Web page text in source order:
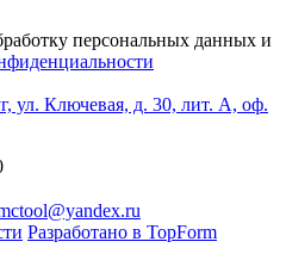
персональных данных и
ул. Ключевая, д. 30, лит. А, оф.
Разработано в TopForm